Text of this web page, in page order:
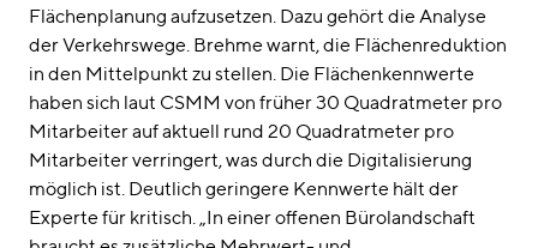
Flächenplanung aufzusetzen. Dazu gehört die Analyse
der Verkehrswege. Brehme warnt, die Flächenreduktion
in den Mittelpunkt zu stellen. Die Flächenkennwerte
haben sich laut CSMM von früher 30 Quadratmeter pro
Mitarbeiter auf aktuell rund 20 Quadratmeter pro
Mitarbeiter verringert, was durch die Digitalisierung
möglich ist. Deutlich geringere Kennwerte hält der
Experte für kritisch. „In einer offenen Bürolandschaft